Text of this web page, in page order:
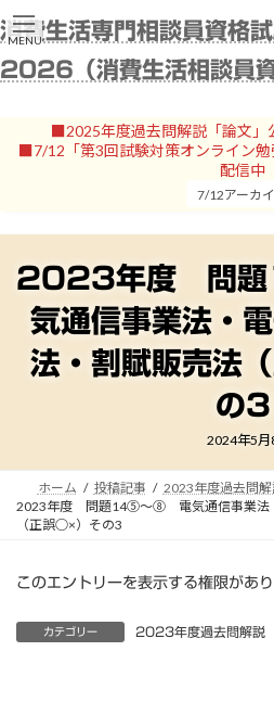
ン
ン
ビ
ー
消費生活専門相談員資格
2026（消費生活相談員資
■2025年度過去問解説「論文
■7/12「第3回試験対策オンライン
配信中
7/12アーカ
2023年度 問
気通信事業法・
法・割賦販売法
の3
2024年5月
ホーム 投稿記事
2023年度過去問解
2023年度 問題14⑤～⑧ 電気通信事業法
（正誤○×）その3
このエントリーを表示する権限があり
カテゴリー 2023年度過去問解説
MENU